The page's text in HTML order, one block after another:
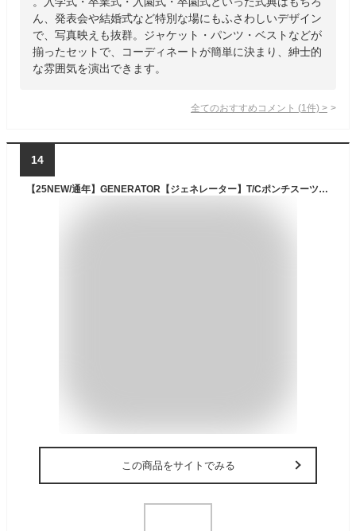
ん、発表会や結婚式など特別な場にもふさわしいデザイン
で、写真映えも抜群。ジャケット・パンツ・ベストなどが
揃ったセットで、コーディネートが簡単に決まり、紳士的
な雰囲気を演出できます。
全てのおすすめコメント (1 件) >
14
【25NEW/通年】GENERATOR【ジェネレーター】T/Cポンチスーツ ジャケット+パンツ 2点セット（2色）（120〜160）903301-new24〔送料込〕
この商品をサイトでみる